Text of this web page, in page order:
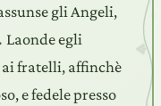
gli Angeli,
Laonde egli
fratelli, affinchè
e fedele presso